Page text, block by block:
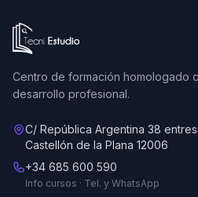
Ir a la página de inicio de Tecni
Centro de formación homologado
desarrollo profesional.
C/ República Argentina 38
Castellón de la Plana 12006
+34 685 600 590
Info cursos · Tel. y WhatsApp